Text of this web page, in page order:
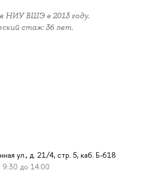
НИУ ВШЭ в 2013 году.
стаж: 36 лет.
ул., д. 21/4, стр. 5, каб. Б-618
9:30 до 14:00